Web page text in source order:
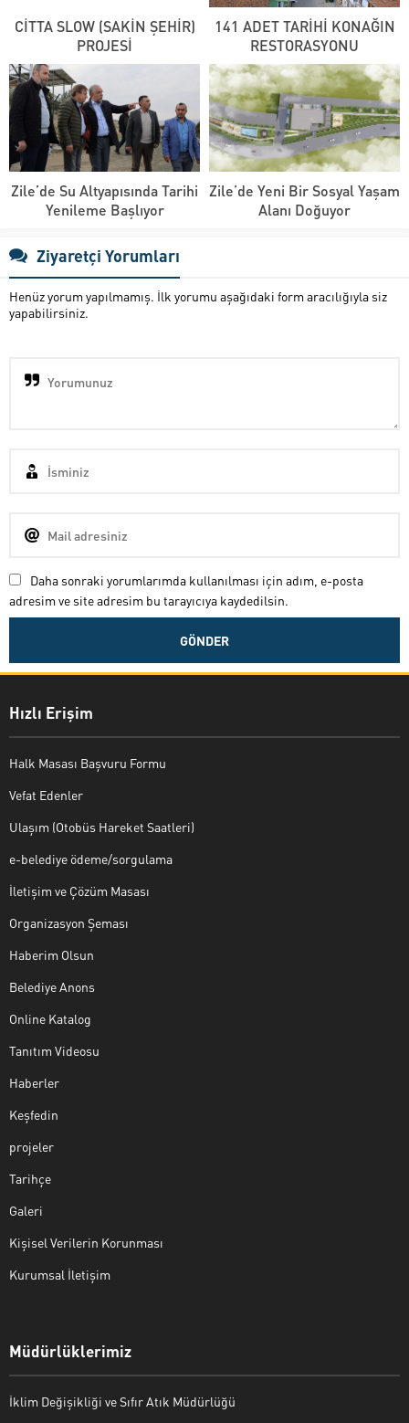
CİTTA SLOW (SAKİN ŞEHİR)
PROJESİ
141 ADET TARİHİ KONAĞIN
RESTORASYONU
Zile’de Su Altyapısında Tarihi
Yenileme Başlıyor
Zile’de Yeni Bir Sosyal Yaşam
Alanı Doğuyor
Ziyaretçi Yorumları
Henüz yorum yapılmamış. İlk yorumu aşağıdaki form aracılığıyla siz
yapabilirsiniz.
Daha sonraki yorumlarımda kullanılması için adım, e-posta
adresim ve site adresim bu tarayıcıya kaydedilsin.
Hızlı Erişim
Halk Masası Başvuru Formu
Vefat Edenler
Ulaşım (Otobüs Hareket Saatleri)
e-belediye ödeme/sorgulama
İletişim ve Çözüm Masası
Organizasyon Şeması
Haberim Olsun
Belediye Anons
Online Katalog
Tanıtım Videosu
Haberler
Keşfedin
projeler
Tarihçe
Galeri
Kişisel Verilerin Korunması
Kurumsal İletişim
Müdürlüklerimiz
İklim Değişikliği ve Sıfır Atık Müdürlüğü